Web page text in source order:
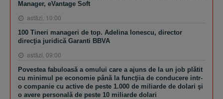
Manager, eVantage Soft
astăzi, 10:00
100 Tineri manageri de top. Adelina Ionescu, director
direcţia juridică Garanti BBVA
astăzi, 09:00
Povestea fabuloasă a omului care a ajuns de la un job plătit
cu minimul pe economie până la funcţiia de conducere intr-
o companie cu active de peste 1.000 de miliarde de dolari şi
o avere personală de peste 10 miliarde dolari